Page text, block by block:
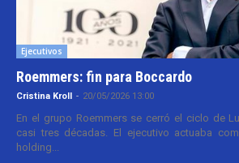
Ejecutivos
Roemmers: fin para Boccardo
Cristina Kroll - 20/05/2026 13:00
En el grupo Roemmers se cerró el ciclo de
casi tres décadas. El ejecutivo actuaba
holding...